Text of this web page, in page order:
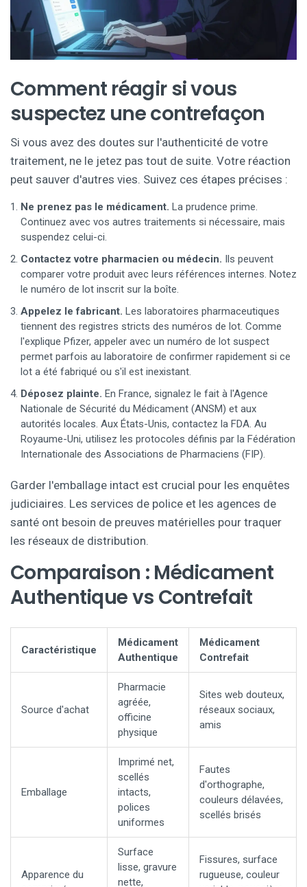
Comment réagir si vous
suspectez une contrefaçon
Si vous avez des doutes sur l'authenticité de votre
traitement, ne le jetez pas tout de suite. Votre réaction
peut sauver d'autres vies. Suivez ces étapes précises :
Ne prenez pas le médicament. La prudence prime.
Continuez avec vos autres traitements si nécessaire, mais
suspendez celui-ci.
Contactez votre pharmacien ou médecin. Ils peuvent
comparer votre produit avec leurs références internes. Notez
le numéro de lot inscrit sur la boîte.
Appelez le fabricant. Les laboratoires pharmaceutiques
tiennent des registres stricts des numéros de lot. Comme
l'explique Pfizer, appeler avec un numéro de lot suspect
permet parfois au laboratoire de confirmer rapidement si ce
lot a été fabriqué ou s'il est inexistant.
Déposez plainte. En France, signalez le fait à l'Agence
Nationale de Sécurité du Médicament (ANSM) et aux
autorités locales. Aux États-Unis, contactez la FDA. Au
Royaume-Uni, utilisez les protocoles définis par la Fédération
Internationale des Associations de Pharmaciens (FIP).
Garder l'emballage intact est crucial pour les enquêtes
judiciaires. Les services de police et les agences de
santé ont besoin de preuves matérielles pour traquer
les réseaux de distribution.
Comparaison : Médicament
Authentique vs Contrefait
Caractéristique
Médicament
Authentique
Médicament
Contrefait
Source d'achat
Pharmacie
agréée,
officine
physique
Sites web douteux,
réseaux sociaux,
amis
Emballage
Imprimé net,
scellés
intacts,
polices
uniformes
Fautes
d'orthographe,
couleurs délavées,
scellés brisés
Apparence du
Surface
lisse, gravure
nette,
Fissures, surface
rugueuse, couleur